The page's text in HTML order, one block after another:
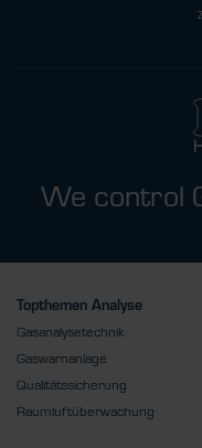
We control
Topthemen Analyse
Gasanalysetechnik
Gaswarnanlage
Qualitätssicherung
Raumluftüberwachung